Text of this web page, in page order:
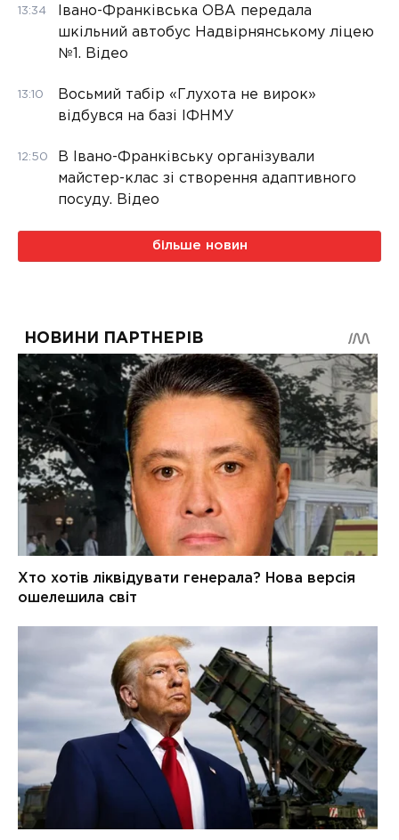
13:34
Івано-Франківська ОВА передала
шкільний автобус Надвірнянському ліцею
№1. Відео
13:10
Восьмий табір «Глухота не вирок»
відбувся на базі ІФНМУ
12:50
В Івано-Франківську організували
майстер-клас зі створення адаптивного
посуду. Відео
більше новин